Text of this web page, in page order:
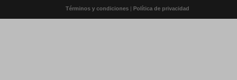
Términos y condiciones | Política de privacidad